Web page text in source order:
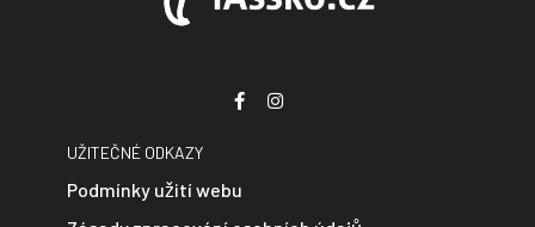
UŽITEČNÉ ODKAZY
Podmínky užití webu